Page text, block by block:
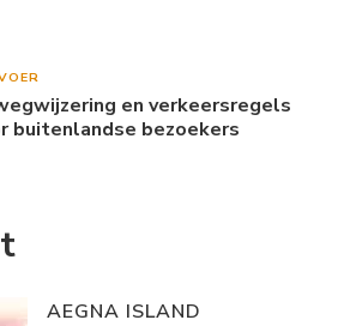
en verkeersregels
buitenlandse bezoekers
AEGNA ISLAND